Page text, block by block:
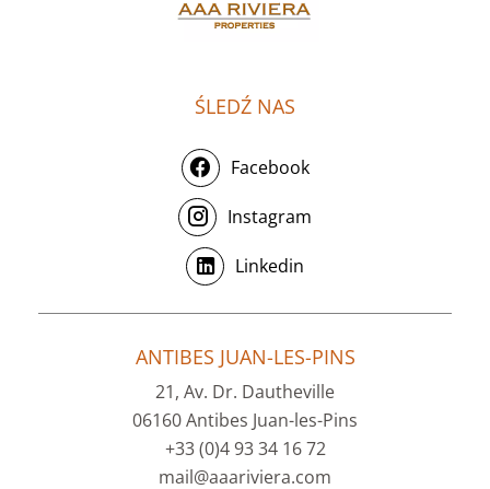
ŚLEDŹ NAS
Facebook
Instagram
Linkedin
ANTIBES JUAN-LES-PINS
21, Av. Dr. Dautheville
06160 Antibes Juan-les-Pins
+33 (0)4 93 34 16 72
mail@aaariviera.com